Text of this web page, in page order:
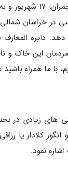
شهر بجنورد
در خراسان
دایره المعارف
این خاک و
با ما همراه
های زیادی در
انگور کلادار یا
نمود.